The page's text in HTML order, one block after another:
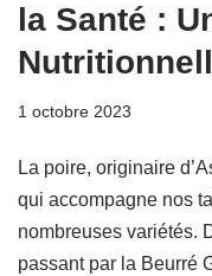
la Santé :
1 octobre 2023
La poire, originaire
qui accompagne nos
nombreuses variétés.
passant par la Beurré